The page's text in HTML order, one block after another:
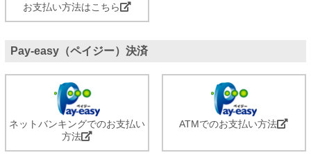
お支払い方法はこちら
Pay-easy（ペイジー）決済
ネットバンキングでのお支払い
方法
ATMでのお支払い方法